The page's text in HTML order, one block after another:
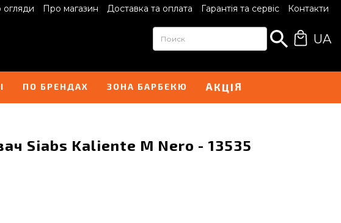
огляди Про магазин Доставка та оплата Гарантія та сервіс Контакти
UA
ПО БРЕНДАХ ЗОНА БАРБЕКЮ АКЦІЯ
Siabs Kaliente M Nero - 13535